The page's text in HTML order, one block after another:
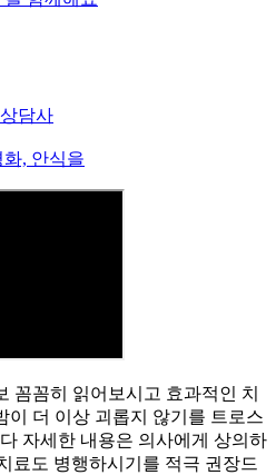
상담사
, 안식을
꼼히 읽어보시고 효과적인 치
이 더 이상 괴롭지 않기를 트로스
자세한 내용은 의사에게 상의하
료도 병행하시기를 적극 권장드